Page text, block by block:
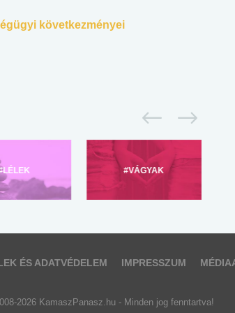
következményei
#VÁGYAK
ÉS ADATVÉDELEM IMPRESSZUM
2026 KamaszPanasz.hu - Minden jog fenntartva!